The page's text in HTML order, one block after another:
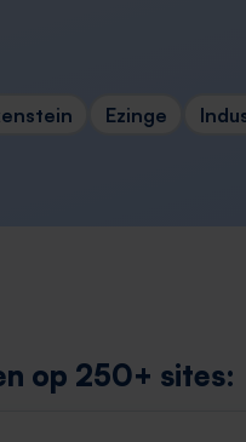
Ezinge
op 250+ sites: